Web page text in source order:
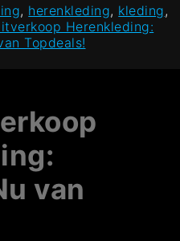
, herenkleding, kleding,
Herenkleding:
Topdeals!
van